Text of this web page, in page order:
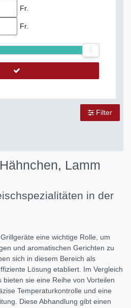
Fr.
Fr.
Filter
Lamm
in der
eine wichtige Rolle, um
und aromatischen Gerichten zu
sich in diesem Bereich als
Lösung etabliert. Im Vergleich
sie eine Reihe von Vorteilen
Temperaturkontrolle und eine
Diese Abhandlung gibt einen